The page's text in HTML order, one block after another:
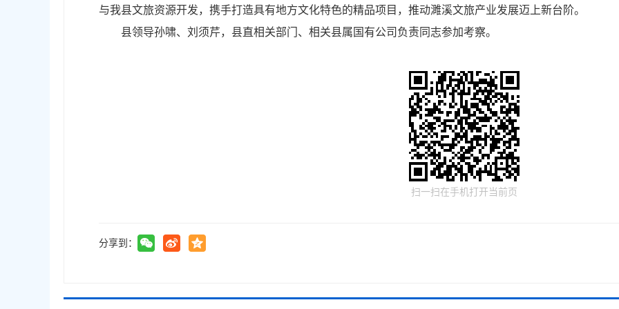
与我县文旅资源开发，携手打造具有地方文化特色的精品项目，推动濉溪文旅产业发展迈上新台阶。
县领导孙啸、刘须芹，县直相关部门、相关县属国有公司负责同志参加考察。
扫一扫在手机打开当前页
分享到：